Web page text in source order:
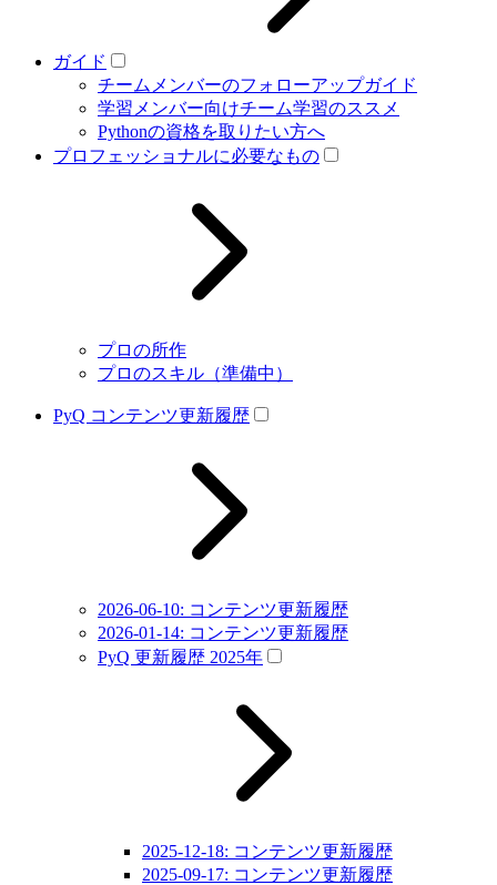
ガイド
チームメンバーのフォローアップガイド
学習メンバー向けチーム学習のススメ
Pythonの資格を取りたい方へ
プロフェッショナルに必要なもの
プロの所作
プロのスキル（準備中）
PyQ コンテンツ更新履歴
2026-06-10: コンテンツ更新履歴
2026-01-14: コンテンツ更新履歴
PyQ 更新履歴 2025年
2025-12-18: コンテンツ更新履歴
2025-09-17: コンテンツ更新履歴